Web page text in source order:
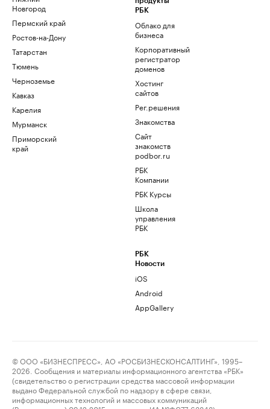
Новгород
Пермский край
Ростов-на-Дону
Татарстан
Тюмень
Черноземье
Кавказ
Карелия
Мурманск
Приморский
край
РБК
Облако для
бизнеса
Корпоративный
регистратор
доменов
Хостинг
сайтов
Рег.решения
Знакомства
Сайт
знакомств
podbor.ru
РБК
Компании
РБК Курсы
Школа
управления
РБК
РБК
Новости
iOS
Android
AppGallery
© ООО «БИЗНЕСПРЕСС», АО «РОСБИЗНЕСКОНСАЛТИНГ», 1995–
2026. Сообщения и материалы информационного агентства «РБК»
(свидетельство о регистрации средства массовой информации
выдано Федеральной службой по надзору в сфере связи,
информационных технологий и массовых коммуникаций